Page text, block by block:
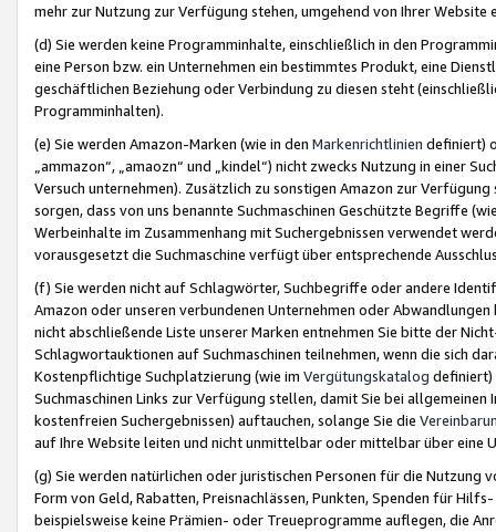
mehr zur Nutzung zur Verfügung stehen, umgehend von Ihrer
(d) Sie werden keine Programminhalte, einschließlich in den
eine Person bzw. ein Unternehmen ein bestimmtes Produkt, eine
geschäftlichen Beziehung oder Verbindung zu diesen steht
Programminhalten).
(e) Sie werden Amazon-Marken (wie in den Markenrichtlinien definiert)
„ammazon“, „amaozn“ und „kindel“) nicht zwecks Nutzung in einer
Versuch unternehmen). Zusätzlich zu sonstigen Amazon zur
sorgen, dass von uns benannte Suchmaschinen Geschützte Begriffe
Werbeinhalte im Zusammenhang mit Suchergebnissen verwendet
vorausgesetzt die Suchmaschine verfügt über entsprechende
(f) Sie werden nicht auf Schlagwörter, Suchbegriffe oder andere
Amazon oder unseren verbundenen Unternehmen oder
nicht abschließende Liste unserer Marken entnehmen Sie bitte der
Schlagwortauktionen auf Suchmaschinen teilnehmen, wenn die sich
Kostenpflichtige Suchplatzierung (wie im Vergütungskatalog definiert)
Suchmaschinen Links zur Verfügung stellen, damit Sie bei
kostenfreien Suchergebnissen) auftauchen, solange Sie die
auf Ihre Website leiten und nicht unmittelbar oder mittelbar über eine
(g) Sie werden natürlichen oder juristischen Personen für die Nutzung
Form von Geld, Rabatten, Preisnachlässen, Punkten, Spenden für
beispielsweise keine Prämien- oder Treueprogramme auflegen, die